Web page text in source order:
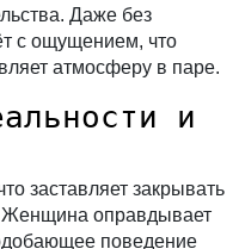
Даже без
с ощущением, что
атмосферу в паре.
и
заставляет закрывать
Женщина оправдывает
поведение